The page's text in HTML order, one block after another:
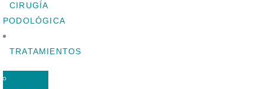
CIRUGÍA
PODOLÓGICA
TRATAMIENTOS